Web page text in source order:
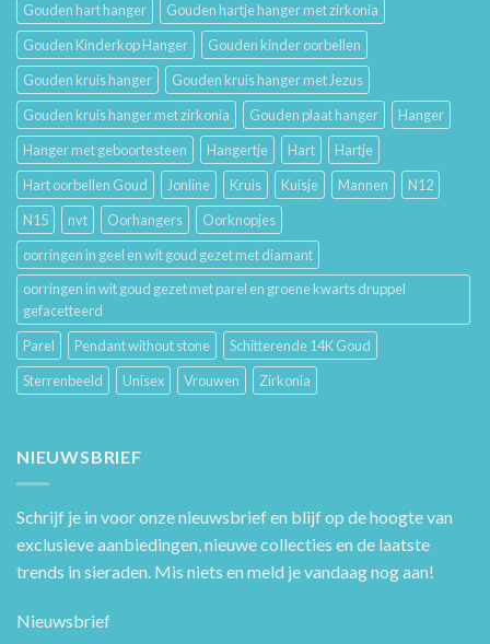
Gouden hart hanger
Gouden hartje hanger met zirkonia
Gouden Kinderkop Hanger
Gouden kinder oorbellen
Gouden kruis hanger
Gouden kruis hanger met Jezus
Gouden kruis hanger met zirkonia
Gouden plaat hanger
Hanger
Hanger met geboortesteen
Hangertje Hart
Hartje
Hart oorbellen Goud
Jonline Kruis Kuisje Mannen
N12
N15
nvt Oorhangers
Oorknopjes
oorringen in geel en wit goud gezet met diamant
oorringen in wit goud gezet met parel en groene kwarts druppel
gefacetteerd
Parel
Pendant without stone
Schitterende 14K Goud
Sterrenbeeld
Unisex Vrouwen Zirkonia
NIEUWSBRIEF
Schrijf je in voor onze nieuwsbrief en blijf op de hoogte van
exclusieve aanbiedingen, nieuwe collecties en de laatste
trends in sieraden. Mis niets en meld je vandaag nog aan!
Nieuwsbrief